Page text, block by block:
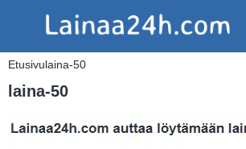
Etusivulaina-50
laina-50